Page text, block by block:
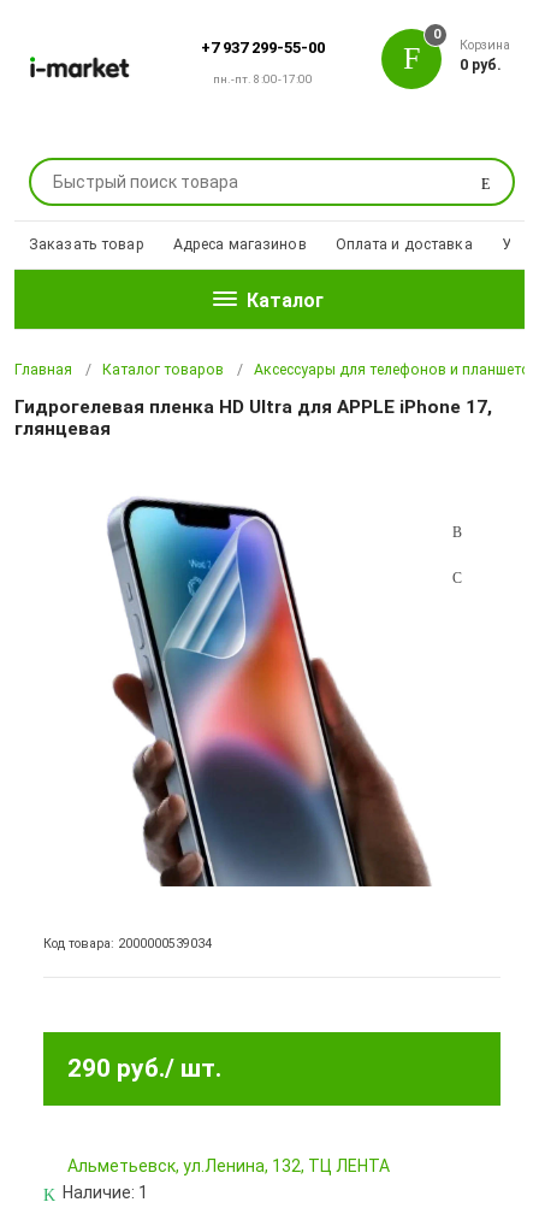
+7 937 299-55-00
пн.-пт. 8:00-17:00
Поиск
0
Корзина
0 руб.
Заказать товар Адреса магазинов Оплата и доставка
Каталог
Главная Каталог товаров Аксессуары для телефонов и планшетов
Гидрогелевая пленка HD Ultra для APPLE iPhone 17,
глянцевая
Код товара: 2000000539034
290 руб./ шт.
Альметьевск, ул.Ленина, 132, ТЦ ЛЕНТА
Наличие: 1